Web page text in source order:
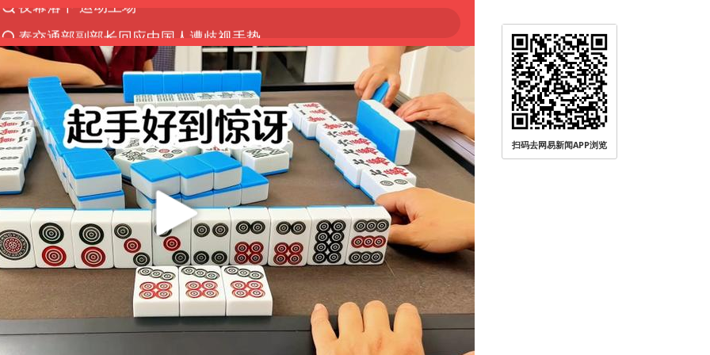
Meta被判支付5.67亿美元
中国稀土盘中涨停
1岁宝宝碰坏纸巾盒 宝妈被索赔924元
男子结婚8年3个女儿均非亲生
台风白海豚逼近 暴雨大暴雨来袭
“空调24小时开着更省电”不实
公司“上四休三”但要降薪1000元
47岁妈妈突然产女 26岁女儿：很震惊
OpenAI为免费用户升级GPT-5.6 Luna
泸溪河：桃酥吃出金属牙冠视频不实
扫码去网易新闻APP浏览